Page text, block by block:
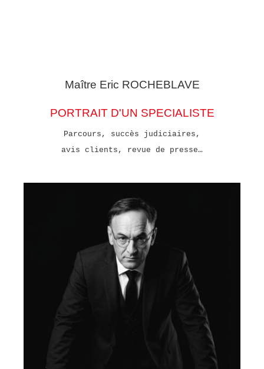
Maître Eric ROCHEBLAVE
PORTRAIT D'UN SPECIALISTE
Parcours, succès judiciaires,
avis clients, revue de presse…